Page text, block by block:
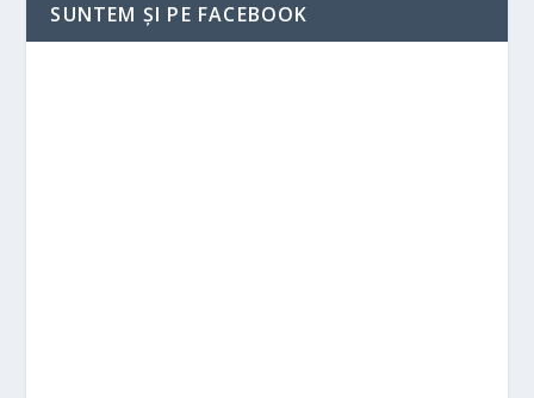
SUNTEM ȘI PE FACEBOOK